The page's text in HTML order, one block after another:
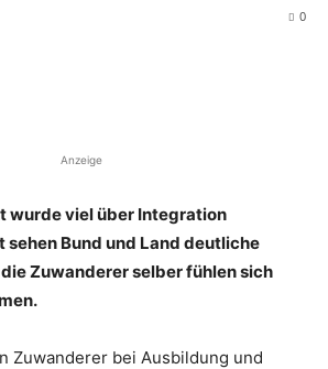
0
Anzeige
wurde viel über Integration
sehen Bund und Land deutliche
Zuwanderer selber fühlen sich
Zuwanderer bei Ausbildung und